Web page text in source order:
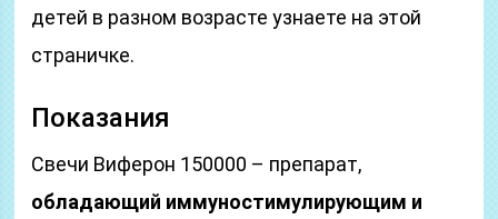
детей в разном возрасте узнаете на этой
страничке.
Показания
Свечи Виферон 150000 – препарат,
обладающий иммуностимулирующим и